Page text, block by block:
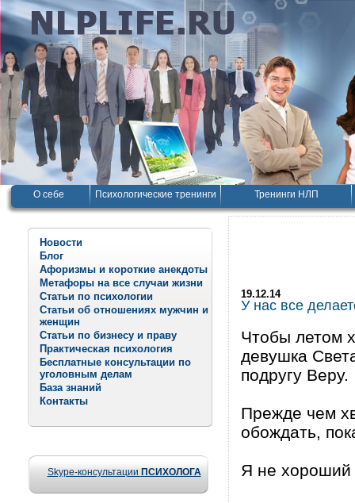
О себе Психологические тренинги Тренинги НЛП
Новости
Блог
Афоризмы и короткие анекдоты
Метафоры на все случаи жизни
Статьи по психологии
Статьи об отношениях мужчин и
женщин
Статьи по бизнесу и праву
Практическая психология
Бесплатные консультации по
уголовным делам
База знаний
Контакты
Skype-консультации ПСИХОЛОГА
19.12.14
У нас все
Чтобы летом
девушка
подругу Веру.
Прежде чем
обождать,
Я не хороший